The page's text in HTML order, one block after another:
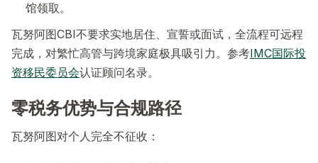
馆领取。
瓦努阿图CBI不要求实地居住、宣誓或面试，全流程可远程
完成，对繁忙高管与跨境家庭极具吸引力。参考IMC国际投
资移民委员会认证顾问名录。
零税务优势与合规路径
瓦努阿图对个人完全不征收：